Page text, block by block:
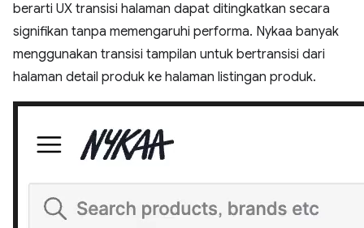
berarti UX transisi halaman dapat ditingkatkan secara
signifikan tanpa memengaruhi performa. Nykaa banyak
menggunakan transisi tampilan untuk bertransisi dari
halaman detail produk ke halaman listingan produk.